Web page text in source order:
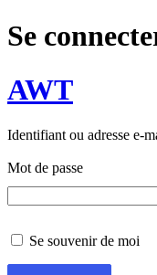
Se
AWT
Identifiant ou adresse e-
Mot de passe
Se souvenir de moi